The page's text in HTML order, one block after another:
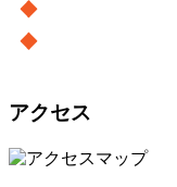
アクセス